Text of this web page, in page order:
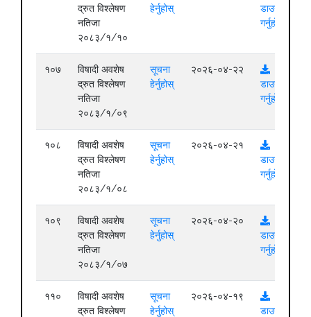
द्रुत विश्लेषण
नतिजा
२०८३/१/१०
हेर्नुहोस्
डाउनलोड
गर्नुहोस्
१०७
विषादी अवशेष
द्रुत विश्लेषण
नतिजा
२०८३/१/०९
सूचना
हेर्नुहोस्
२०२६-०४-२२
डाउनलोड
गर्नुहोस्
१०८
विषादी अवशेष
द्रुत विश्लेषण
नतिजा
२०८३/१/०८
सूचना
हेर्नुहोस्
२०२६-०४-२१
डाउनलोड
गर्नुहोस्
१०९
विषादी अवशेष
द्रुत विश्लेषण
नतिजा
२०८३/१/०७
सूचना
हेर्नुहोस्
२०२६-०४-२०
डाउनलोड
गर्नुहोस्
११०
विषादी अवशेष
द्रुत विश्लेषण
सूचना
हेर्नुहोस्
२०२६-०४-१९
डाउनलोड